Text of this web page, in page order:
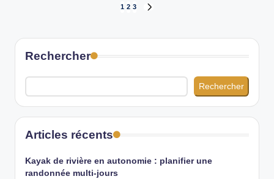
des
publications
1 2 3
Rechercher
Rechercher
Articles récents
Kayak de rivière en autonomie : planifier une
randonnée multi-jours